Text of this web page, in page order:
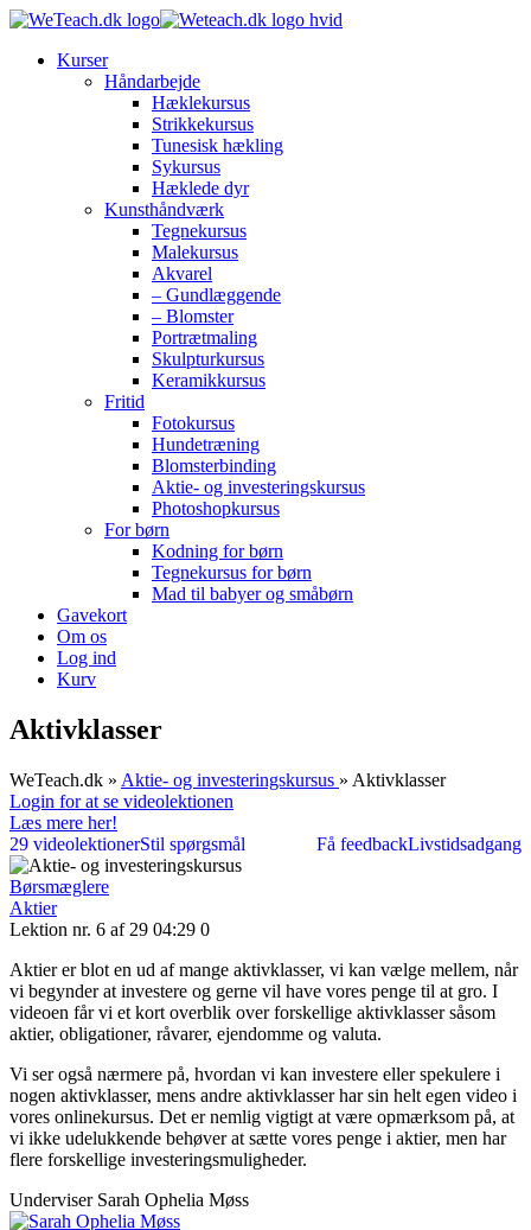
Kurser
Håndarbejde
Hæklekursus
Strikkekursus
Tunesisk hækling
Sykursus
Hæklede dyr
Kunsthåndværk
Tegnekursus
Malekursus
Akvarel
– Gundlæggende
– Blomster
Portrætmaling
Skulpturkursus
Keramikkursus
Fritid
Fotokursus
Hundetræning
Blomsterbinding
Aktie- og investeringskursus
Photoshopkursus
For børn
Kodning for børn
Tegnekursus for børn
Mad til babyer og småbørn
Gavekort
Om os
Log ind
Kurv
Aktivklasser
WeTeach.dk » Aktie- og investeringskursus » Aktivklasser
Login for at se videolektionen
Læs mere her!
29 videolektioner
Livstidsadgang
Stil spørgsmål Få feedback
Børsmæglere
Aktier
Lektion nr. 6 af 29 04:29 0
Aktier er blot en ud af mange aktivklasser, vi kan vælge mellem, når
vi begynder at investere og gerne vil have vores penge til at gro. I
videoen får vi et kort overblik over forskellige aktivklasser såsom
aktier, obligationer, råvarer, ejendomme og valuta.
Vi ser også nærmere på, hvordan vi kan investere eller spekulere i
nogen aktivklasser, mens andre aktivklasser har sin helt egen video i
vores onlinekursus. Det er nemlig vigtigt at være opmærksom på, at
vi ikke udelukkende behøver at sætte vores penge i aktier, men har
flere forskellige investeringsmuligheder.
Underviser Sarah Ophelia Møss